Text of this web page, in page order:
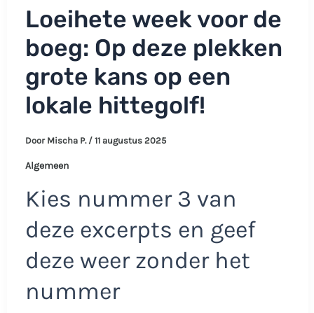
Loeihete week voor de
boeg: Op deze plekken
grote kans op een
lokale hittegolf!
Door Mischa P. / 11 augustus 2025
Algemeen
Kies nummer 3 van
deze excerpts en geef
deze weer zonder het
nummer